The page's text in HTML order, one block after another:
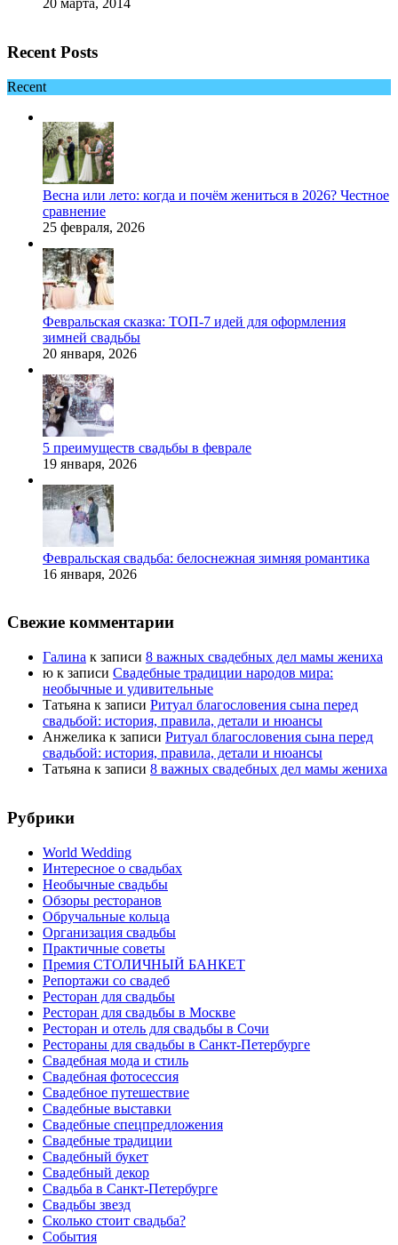
20 марта, 2014
Recent Posts
Recent
Весна или лето: когда и почём жениться в 2026? Честное
сравнение
25 февраля, 2026
Февральская сказка: ТОП-7 идей для оформления
зимней свадьбы
20 января, 2026
5 преимуществ свадьбы в феврале
19 января, 2026
Февральская свадьба: белоснежная зимняя романтика
16 января, 2026
Свежие комментарии
Галина к записи 8 важных свадебных дел мамы жениха
ю к записи Свадебные традиции народов мира:
необычные и удивительные
Татьяна к записи Ритуал благословения сына перед
свадьбой: история, правила, детали и нюансы
Анжелика к записи Ритуал благословения сына перед
свадьбой: история, правила, детали и нюансы
Татьяна к записи 8 важных свадебных дел мамы жениха
Рубрики
World Wedding
Интересное о свадьбах
Необычные свадьбы
Обзоры ресторанов
Обручальные кольца
Организация свадьбы
Практичные советы
Премия СТОЛИЧНЫЙ БАНКЕТ
Репортажи со свадеб
Ресторан для свадьбы
Ресторан для свадьбы в Москве
Ресторан и отель для свадьбы в Сочи
Рестораны для свадьбы в Санкт-Петербурге
Свадебная мода и стиль
Свадебная фотосессия
Свадебное путешествие
Свадебные выставки
Свадебные спецпредложения
Свадебные традиции
Свадебный букет
Свадебный декор
Свадьба в Санкт-Петербурге
Свадьбы звезд
Сколько стоит свадьба?
События